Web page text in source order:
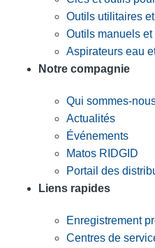
Outils utilitaires
Outils manuels et
Aspirateurs eau
Notre compagnie
Qui sommes-
Actualités
Événements
Matos RIDGID
Portail des
Liens rapides
Enregistrement
Centres de